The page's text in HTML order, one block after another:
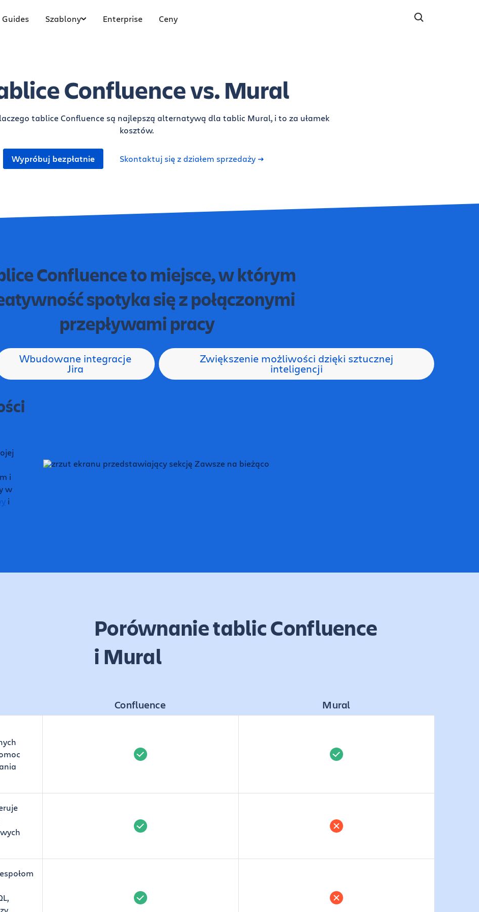
Guides Szablony Enterprise Ceny
Confluence vs. Mural
tablice Confluence są najlepszą alternatywą dla tablic Mural, i to za ułamek
kosztów.
Wypróbuj bezpłatnie Skontaktuj się z działem sprzedaży
Confluence to miejsce, w którym
spotyka się z połączonymi
przepływami pracy
Wbudowane integracje
Jira
Zwiększenie możliwości dzięki sztucznej
inteligencji
i
w
i
Porównanie tablic Confluence
i Mural
Confluence Mural